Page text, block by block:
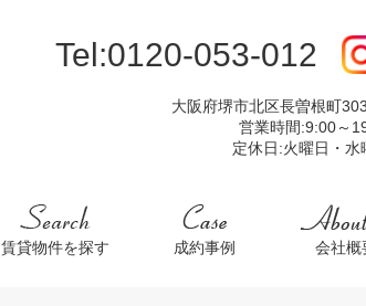
Tel:0120-053-012
大阪府堺市北区長曽根町
営業時間:9:00～
定休日:火曜日・水
賃貸物件を探す 成約事例 会社概